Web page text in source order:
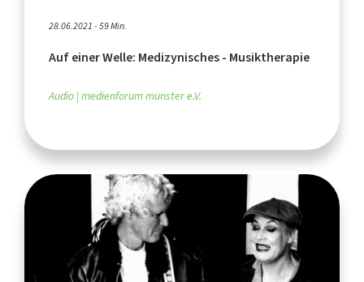
28.06.2021 - 59 Min.
Auf einer Welle: Medizynisches - Musiktherapie
Audio medienforum münster e.V.